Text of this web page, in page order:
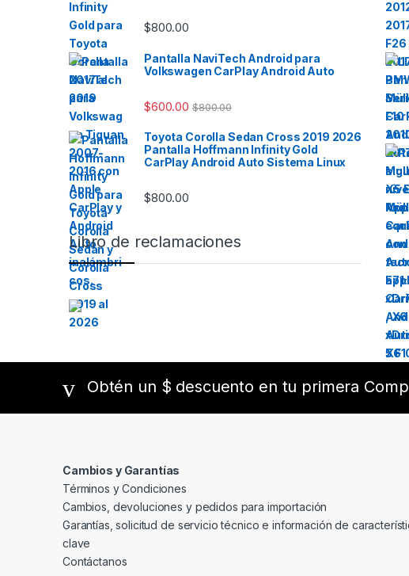
$800.00
Pantalla NaviTech Android para
Volkswagen CarPlay Android Auto
$600.00 $800.00
Toyota Corolla Sedan Cross 2019 2026
Pantalla Hoffmann Infinity Gold
CarPlay Android Auto Sistema Linux
$800.00
Libro de reclamaciones
Obtén un $ descuento en tu primera
Cambios y Garantías
Términos y Condiciones
Cambios, devoluciones y pedidos para importación
Garantías, solicitud de servicio técnico e información de
clave
Contáctanos